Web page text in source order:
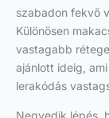
szabadon fekvő
Különösen
vastagabb
ajánlott ideig,
lerakódás
Negyedik lépés,